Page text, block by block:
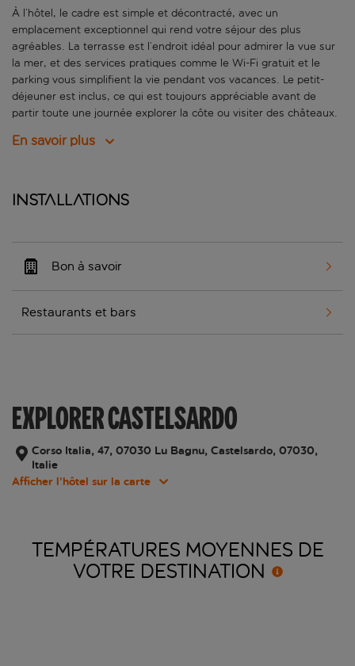
À l’hôtel, le cadre est simple et décontracté, avec un
emplacement exceptionnel qui rend votre séjour des plus
agréables. La terrasse est l’endroit idéal pour admirer la vue sur
la mer, et des services pratiques comme le Wi-Fi gratuit et le
parking vous simplifient la vie pendant vos vacances. Le petit-
déjeuner est inclus, ce qui est toujours appréciable avant de
partir toute une journée explorer la côte ou visiter des châteaux.
En savoir plus
Installations
Bon à savoir
Restaurants et bars
EXPLORER CASTELSARDO
Corso Italia, 47, 07030 Lu Bagnu, Castelsardo, 07030,
Italie
Afficher l’hôtel sur la carte
TEMPÉRATURES MOYENNES DE
VOTRE DESTINATION